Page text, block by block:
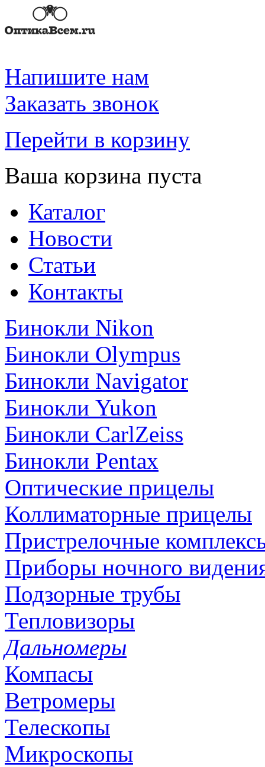
Напишите нам
Заказать звонок
Перейти в корзину
Ваша корзина пуста
Каталог
Новости
Статьи
Контакты
Бинокли Nikon
Бинокли Olympus
Бинокли Navigator
Бинокли Yukon
Бинокли CarlZeiss
Бинокли Pentax
Оптические прицелы
Коллиматорные прицелы
Пристрелочные
Приборы ночного
Подзорные трубы
Тепловизоры
Дальномеры
Компасы
Ветромеры
Телескопы
Микроскопы